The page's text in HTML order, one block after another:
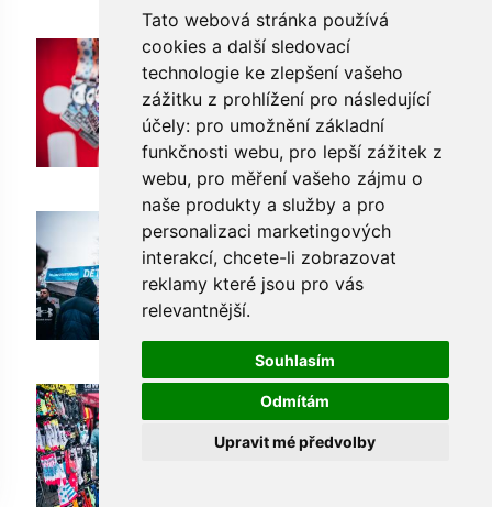
Tato webová stránka používá
cookies a další sledovací
technologie ke zlepšení vašeho
zážitku z prohlížení pro následující
účely: pro umožnění základní
funkčnosti webu, pro lepší zážitek z
webu, pro měření vašeho zájmu o
naše produkty a služby a pro
personalizaci marketingových
interakcí, chcete-li zobrazovat
reklamy které jsou pro vás
relevantnější.
Souhlasím
Odmítám
Upravit mé předvolby